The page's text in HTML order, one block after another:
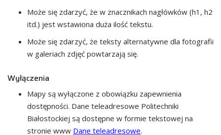
Może się zdarzyć, że w znacznikach nagłówków (h1, h2
itd.) jest wstawiona duża ilość tekstu.
Może się zdarzyć, że teksty alternatywne dla fotografii
w galeriach zdjęć powtarzają się.
Wyłączenia
Mapy są wyłączone z obowiązku zapewnienia
dostępności. Dane teleadresowe Politechniki
Białostockiej są dostępne w formie tekstowej na
stronie www Dane teleadresowe.